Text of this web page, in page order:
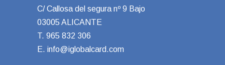
C/ Callosa del segura nº 9 Bajo
03005 ALICANTE
T. 965 832 306
E. info@iglobalcard.com